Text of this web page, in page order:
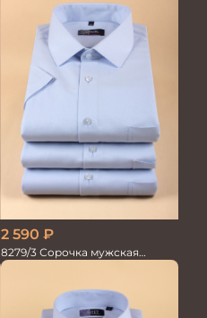
2 590 ₽
8279/3 Сорочка мужская
кор.рукав